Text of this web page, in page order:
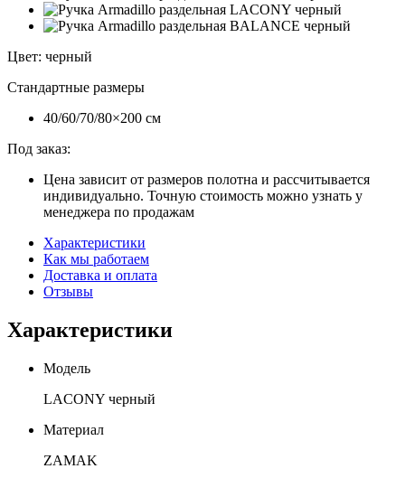
Цвет: черный
Стандартные размеры
40/60/70/80×200 см
Под заказ:
Цена зависит от размеров полотна и рассчитывается
индивидуально. Точную стоимость можно узнать у
менеджера по продажам
Характеристики
Как мы работаем
Доставка и оплата
Отзывы
Характеристики
Модель
LACONY черный
Материал
ZAMAK